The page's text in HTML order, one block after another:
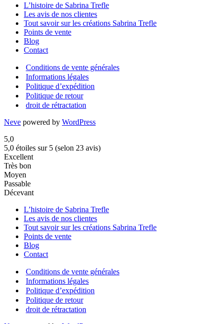
L’histoire de Sabrina Trefle
Les avis de nos clientes
Tout savoir sur les créations Sabrina Trefle
Points de vente
Blog
Contact
Conditions de vente générales
Informations légales
Politique d’expédition
Politique de retour
droit de rétractation
Neve powered by WordPress
5,0
5,0 étoiles sur 5 (selon 23 avis)
Excellent
Très bon
Moyen
Passable
Décevant
L’histoire de Sabrina Trefle
Les avis de nos clientes
Tout savoir sur les créations Sabrina Trefle
Points de vente
Blog
Contact
Conditions de vente générales
Informations légales
Politique d’expédition
Politique de retour
droit de rétractation